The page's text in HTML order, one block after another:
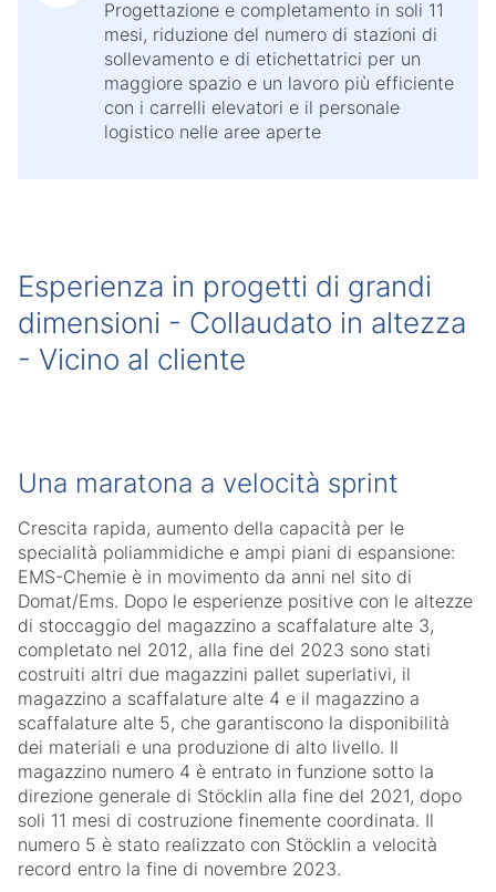
Progettazione e completamento in soli 11
mesi, riduzione del numero di stazioni di
sollevamento e di etichettatrici per un
maggiore spazio e un lavoro più efficiente
con i carrelli elevatori e il personale
logistico nelle aree aperte
Esperienza in progetti di grandi
dimensioni - Collaudato in altezza
- Vicino al cliente
Una maratona a velocità sprint
Crescita rapida, aumento della capacità per le
specialità poliammidiche e ampi piani di espansione:
EMS-Chemie è in movimento da anni nel sito di
Domat/Ems. Dopo le esperienze positive con le altezze
di stoccaggio del magazzino a scaffalature alte 3,
completato nel 2012, alla fine del 2023 sono stati
costruiti altri due magazzini pallet superlativi, il
magazzino a scaffalature alte 4 e il magazzino a
scaffalature alte 5, che garantiscono la disponibilità
dei materiali e una produzione di alto livello. Il
magazzino numero 4 è entrato in funzione sotto la
direzione generale di Stöcklin alla fine del 2021, dopo
soli 11 mesi di costruzione finemente coordinata. Il
numero 5 è stato realizzato con Stöcklin a velocità
record entro la fine di novembre 2023.